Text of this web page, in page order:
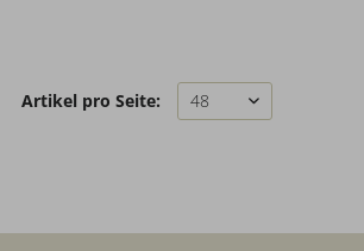
Artikel pro Seite: